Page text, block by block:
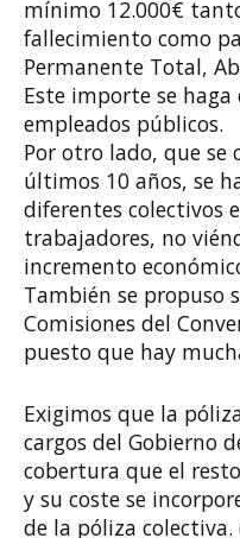
mínimo 12.000€
fallecimiento como
Permanente Total,
Este importe se
empleados públicos.
Por otro lado, que se
últimos 10 años, se
diferentes colectivos
trabajadores, no
incremento
También se propuso
Comisiones del
puesto que hay
Exigimos que la
cargos del Gobierno
cobertura que el
y su coste se
de la póliza